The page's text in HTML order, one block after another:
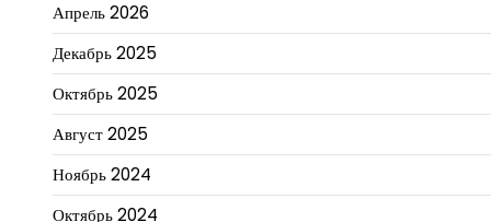
Апрель 2026
Декабрь 2025
Октябрь 2025
Август 2025
Ноябрь 2024
Октябрь 2024